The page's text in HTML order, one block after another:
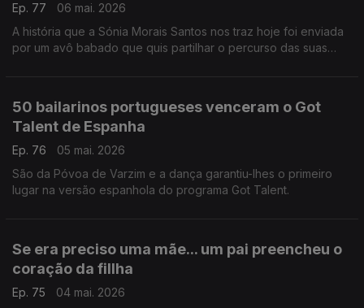
Ep. 77
06 mai. 2026
A história que a Sónia Morais Santos nos traz hoje foi enviada
por um avô babado que quis partilhar o percurso das suas
50 bailarinos portugueses venceram o Got
Talent de Espanha
Ep. 76
05 mai. 2026
São da Póvoa de Varzim e a dança garantiu-lhes o primeiro
lugar na versão espanhola do programa Got Talent.
Se era preciso uma mãe... um pai preencheu o
coração da fillha
Ep. 75
04 mai. 2026